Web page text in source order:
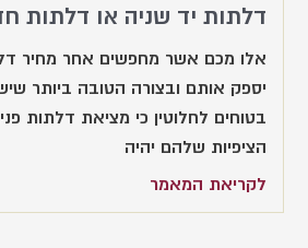
דלתות יד שניה או דלתות
אלו מכם אשר מחפשים אחר מחיר
יספק אותם ובצורה הטובה ביותר
בטוחים לחלוטין כי מציאת דלתות
הציפיות שלהם יהיה
לקריאת המאמר